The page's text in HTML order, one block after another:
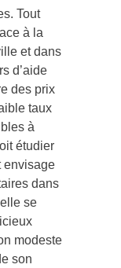
Tout
à la
et dans
d’aide
des prix
taux
à
étudier
envisage
dans
se
modeste
son